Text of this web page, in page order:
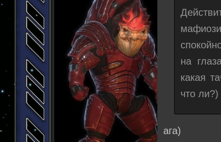
на
какая
что ли?)
ага)